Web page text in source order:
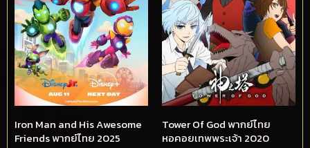
Iron Man and His Awesome
Friends พากย์ไทย 2025
Tower Of God พากย์ไทย
หอคอยเทพพระเจ้า 2020